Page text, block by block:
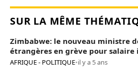
SUR LA MÊME
Zimbabwe: le nouveau ministre
étrangères en grève pour salaire
AFRIQUE - POLITIQUE•il y a 5 ans